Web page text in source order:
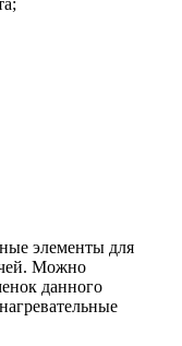
элементы для
Можно
данного